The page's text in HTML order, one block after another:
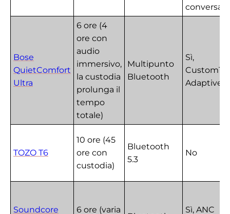
Bose
QuietComfort
Ultra
6 ore (4
ore con
audio
immersivo,
la custodia
prolunga il
tempo
totale)
Multipunto
Bluetooth
Sì,
Adaptive
TOZO T6
10 ore (45
ore con
custodia)
Bluetooth
5.3
No
Soundcore
6 ore (varia
Sì, ANC